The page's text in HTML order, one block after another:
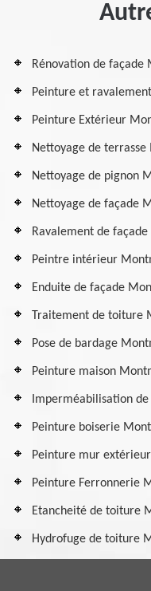
Rénovation de
Peinture et
Peinture Extérieur
Nettoyage de
Nettoyage de pignon
Nettoyage de façade
Ravalement de
Peintre intérieur
Enduite de façade
Traitement de toiture
Pose de bardage
Peinture maison
Imperméabilisation
Peinture boiserie
Peinture mur
Peinture Ferronnerie
Etancheité de toiture
Hydrofuge de toiture